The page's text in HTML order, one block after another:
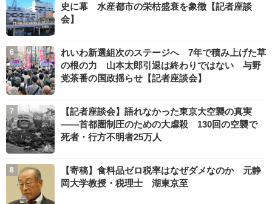
史に幕 水産都市の栄枯盛衰を象徴【記者座談
会】
れいわ新選組次のステージへ 7年で積み上げた草
の根の力 山本太郎引退は終わりではない 与野
党茶番の国政揺らせ【記者座談会】
【記者座談会】語れなかった東京大空襲の真実
――首都圏制圧のための大虐殺 130回の空襲で
死者・行方不明者25万人
【寄稿】食料品ゼロ税率はなぜダメなのか 元静
岡大学教授・税理士 湖東京至